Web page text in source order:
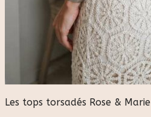
Les tops torsadés Rose & Marie